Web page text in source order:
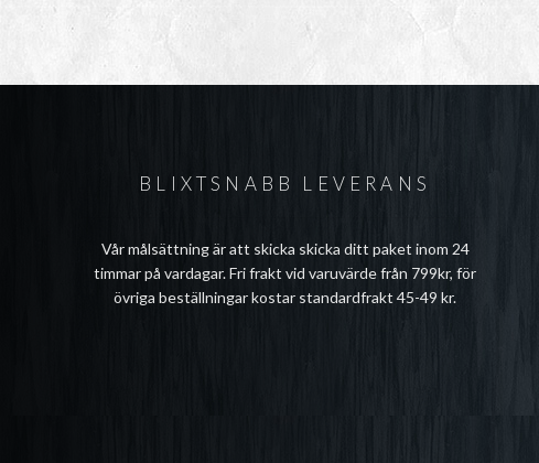
BLIXTSNABB LEVERANS
Vår målsättning är att skicka skicka ditt paket inom 24
timmar på vardagar. Fri frakt vid varuvärde från 799kr, för
övriga beställningar kostar standardfrakt 45-49 kr.